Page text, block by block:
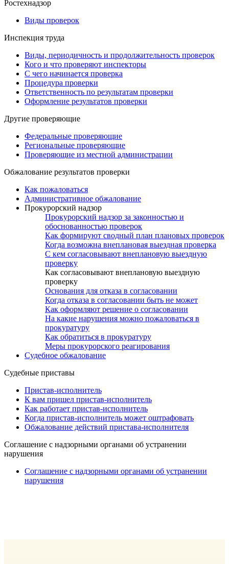
Ростехнадзор
Виды проверок
Инспекция труда
Виды, периодичность и продолжительность проверок
Кого и что проверяют инспекторы
С чего начинается проверка
Процедура проверки
Ответственность по результатам проверки
Оформление результатов проверки
Другие проверяющие
Федеральные проверяющие
Региональные проверяющие
Проверяющие из местной администрации
Обжалование результатов проверки
Как пожаловаться
Административное обжалование
Прокурорский надзор
Прокурорский надзор за законностью и
обоснованностью проверок
Как формируют сводный план плановых проверок
Когда возможна внеплановая выездная проверка
С кем согласовывают внеплановую выездную
проверку
Как согласовывают внеплановую выездную
проверку
Основания для отказа в согласовании
Когда отказа в согласовании быть не может
Как оформляют решение о согласовании
На какие нарушения можно пожаловаться в
прокуратуру
Как обратиться в прокуратуру
Меры прокурорского реагирования
Судебное обжалование
Судебные приставы
Пристав-исполнитель
К вам пришел пристав-исполнитель
Как работает пристав-исполнитель
Когда пристав-исполнитель может оштрафовать
Обжалование действий пристава-исполнителя
Cоглашение с надзорными органами об устранении
нарушения
Cоглашение с надзорными органами об устранении
нарушения